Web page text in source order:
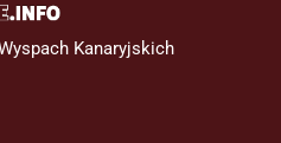
Kanaryjskich